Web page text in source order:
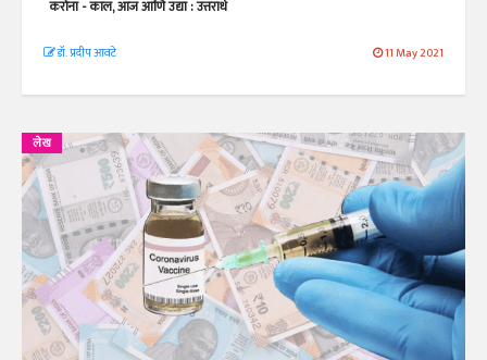
करोना - काल, आज आणि उद्या : उत्तरार्ध
डॉ. प्रदीप आवटे 11 May 2021
लेख